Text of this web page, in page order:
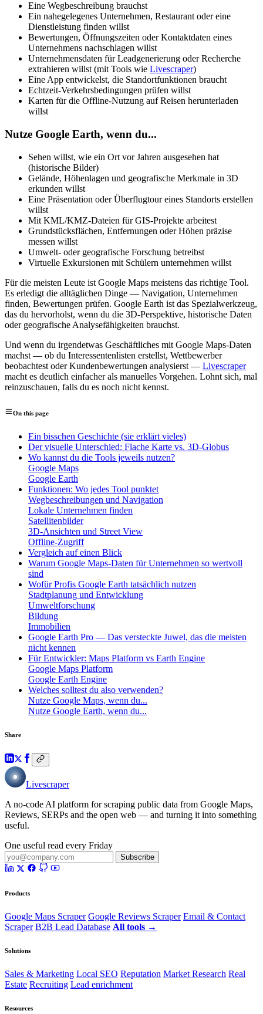
Eine Wegbeschreibung brauchst
Ein nahegelegenes Unternehmen, Restaurant oder eine
Dienstleistung finden willst
Bewertungen, Öffnungszeiten oder Kontaktdaten eines
Unternehmens nachschlagen willst
Unternehmensdaten für Leadgenerierung oder Recherche
extrahieren willst (mit Tools wie Livescraper)
Eine App entwickelst, die Standortfunktionen braucht
Echtzeit-Verkehrsbedingungen prüfen willst
Karten für die Offline-Nutzung auf Reisen herunterladen
willst
Nutze Google Earth, wenn du...
Sehen willst, wie ein Ort vor Jahren ausgesehen hat
(historische Bilder)
Gelände, Höhenlagen und geografische Merkmale in 3D
erkunden willst
Eine Präsentation oder Überflugtour eines Standorts erstellen
willst
Mit KML/KMZ-Dateien für GIS-Projekte arbeitest
Grundstücksflächen, Entfernungen oder Höhen präzise
messen willst
Umwelt- oder geografische Forschung betreibst
Virtuelle Exkursionen mit Schülern unternehmen willst
Für die meisten Leute ist Google Maps meistens das richtige Tool.
Es erledigt die alltäglichen Dinge — Navigation, Unternehmen
finden, Bewertungen prüfen. Google Earth ist das Spezialwerkzeug,
das du hervorholst, wenn du die 3D-Perspektive, historische Daten
oder geografische Analysefähigkeiten brauchst.
Und wenn du irgendetwas Geschäftliches mit Google Maps-Daten
machst — ob du Interessentenlisten erstellst, Wettbewerber
beobachtest oder Kundenbewertungen analysierst — Livescraper
macht es deutlich einfacher als manuelles Vorgehen. Lohnt sich, mal
reinzuschauen, falls du es noch nicht kennst.
On this page
Ein bisschen Geschichte (sie erklärt vieles)
Der visuelle Unterschied: Flache Karte vs. 3D-Globus
Wo kannst du die Tools jeweils nutzen?
Google Maps
Google Earth
Funktionen: Wo jedes Tool punktet
Wegbeschreibungen und Navigation
Lokale Unternehmen finden
Satellitenbilder
3D-Ansichten und Street View
Offline-Zugriff
Vergleich auf einen Blick
Warum Google Maps-Daten für Unternehmen so wertvoll
sind
Wofür Profis Google Earth tatsächlich nutzen
Stadtplanung und Entwicklung
Umweltforschung
Bildung
Immobilien
Google Earth Pro — Das versteckte Juwel, das die meisten
nicht kennen
Für Entwickler: Maps Platform vs Earth Engine
Google Maps Platform
Google Earth Engine
Welches solltest du also verwenden?
Nutze Google Maps, wenn du...
Nutze Google Earth, wenn du...
Share
Livescraper
A no-code AI platform for scraping public data from Google Maps,
Reviews, SERPs and the open web — and turning it into something
useful.
One useful read every Friday
Subscribe
Products
Google Maps Scraper Google Reviews Scraper Email & Contact
Scraper B2B Lead Database All tools →
Solutions
Sales & Marketing Local SEO Reputation Market Research Real
Estate Recruiting Lead enrichment
Resources